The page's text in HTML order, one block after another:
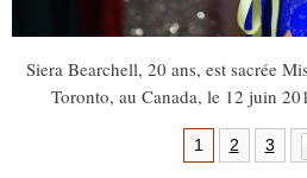
Siera Bearchell, 20 ans, est sacrée
Toronto, au Canada, le 12 juin
1 2 3